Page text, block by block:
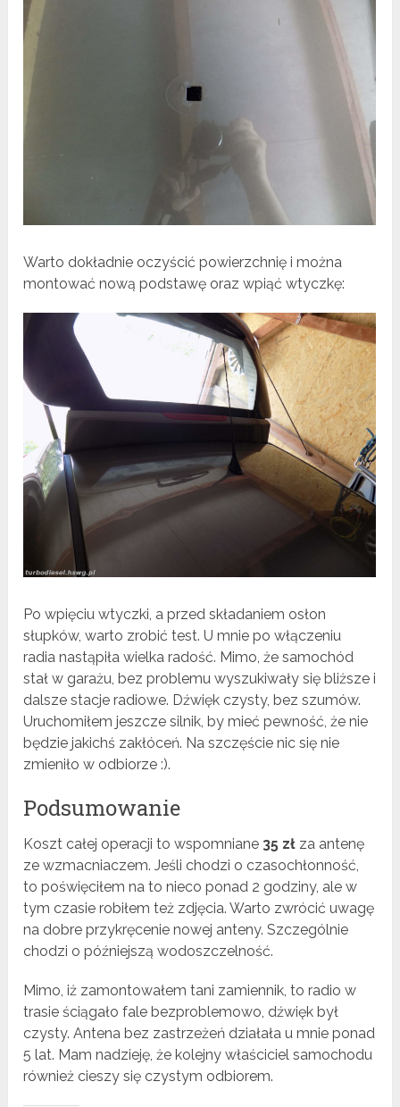
Warto dokładnie oczyścić powierzchnię i można
montować nową podstawę oraz wpiąć wtyczkę:
Po wpięciu wtyczki, a przed składaniem osłon
słupków, warto zrobić test. U mnie po włączeniu
radia nastąpiła wielka radość. Mimo, że samochód
stał w garażu, bez problemu wyszukiwały się bliższe i
dalsze stacje radiowe. Dźwięk czysty, bez szumów.
Uruchomiłem jeszcze silnik, by mieć pewność, że nie
będzie jakichś zakłóceń. Na szczęście nic się nie
zmieniło w odbiorze :).
Podsumowanie
Koszt całej operacji to wspomniane 35 zł za antenę
ze wzmacniaczem. Jeśli chodzi o czasochłonność,
to poświęciłem na to nieco ponad 2 godziny, ale w
tym czasie robiłem też zdjęcia. Warto zwrócić uwagę
na dobre przykręcenie nowej anteny. Szczególnie
chodzi o późniejszą wodoszczelność.
Mimo, iż zamontowałem tani zamiennik, to radio w
trasie ściągało fale bezproblemowo, dźwięk był
czysty. Antena bez zastrzeżeń działała u mnie ponad
5 lat. Mam nadzieję, że kolejny właściciel samochodu
również cieszy się czystym odbiorem.